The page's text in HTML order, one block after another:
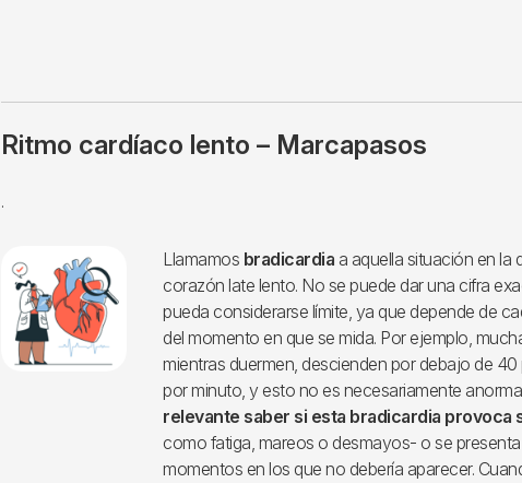
Ritmo cardíaco lento – Marcapasos
.
Llamamos bradicardia a aquella situación en la
corazón late lento. No se puede dar una cifra
pueda considerarse límite, ya que depende de
del momento en que se mida. Por ejemplo,
mientras duermen, descienden por debajo de
por minuto, y esto no es necesariamente
relevante saber si esta bradicardia provoca
como fatiga, mareos o desmayos- o se
momentos en los que no debería aparecer.